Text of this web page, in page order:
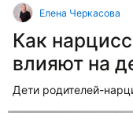
Елена Черкасова
Как
влияют на
Дети родителей-